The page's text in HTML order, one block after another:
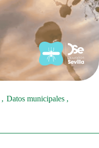
Datos municipales